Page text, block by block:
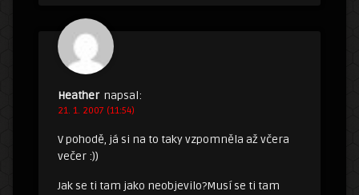
Heather napsal:
21. 1. 2007 (11:54)
V pohodě, já si na to taky vzpomněla až včera
večer :))
Jak se ti tam jako neobjevilo?Musí se ti tam